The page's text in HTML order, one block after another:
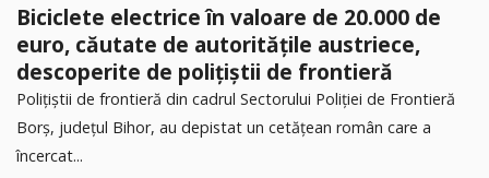
Biciclete electrice în valoare de 20.000 de
euro, căutate de autoritățile austriece,
descoperite de polițiștii de frontieră
Poliţiştii de frontieră din cadrul Sectorului Poliției de Frontieră
Borș, județul Bihor, au depistat un cetățean român care a
încercat...